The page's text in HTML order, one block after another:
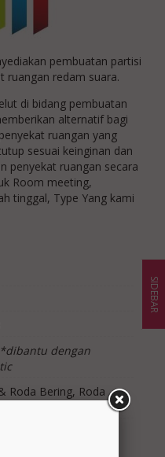
pembuatan partisi
ruangan redam suara.
di bidang pembuatan
alternatif bagi
ruangan yang
sesuai keinginan dan
penyekat ruangan secara
Room meeting,
tinggal, Type Yang kami
*dibantu dengan
Roda Bering, Roda
Natural Anodized
SIDEBAR